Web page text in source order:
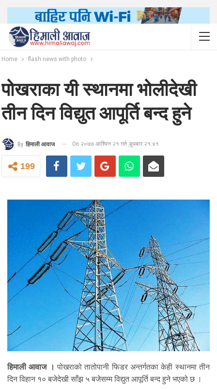
Home flash news with photo
पोखराका यी स्थानमा भोलीदेखी
तीन दिन विद्युत आपूर्ति बन्द हुने
By हिमाली आवाज On २०७७ आश्विन २१ गते ,बुधबार २१:४१
199
हिमाली आवाज । पोखराको तातोपानी फिडर अन्तर्गतका केही स्थानमा तीन
दिन विहान १० बजेदेखी साँझ ५ बजेसम्म विद्युत आपूर्ति बन्द हुने भएको छ ।